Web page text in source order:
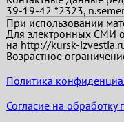
39-19-42 *2323,
При использовании
Для электронных СМИ
на http://kursk-
Возрастное
Политика
Согласие на